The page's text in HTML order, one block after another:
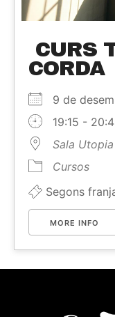
CURS
CORDA
9 de
19:15 -
Sala Utopia
Cursos
Segons
MORE INFO